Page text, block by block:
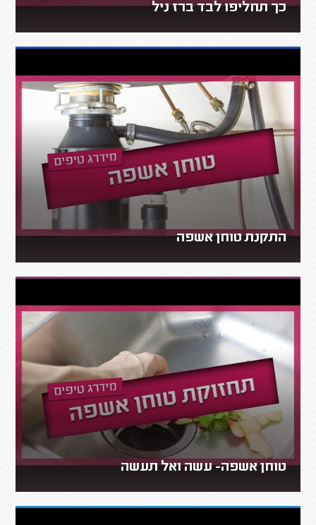
כך תחליפו לבד ברז ניל
התקנת טוחן אשפה
טוחן אשפה- עשה ואל תעשה